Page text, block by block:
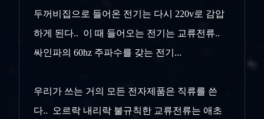
두꺼비집으로 들어온 전기는 다시 220v로 감압
하게 된다.. 이 때 들어오는 전기는 교류전류..
싸인파의 60hz 주파수를 갖는 전기...
우리가 쓰는 거의 모든 전자제품은 직류를 쓴
다.. 오르락 내리락 불규칙한 교류전류는 애초